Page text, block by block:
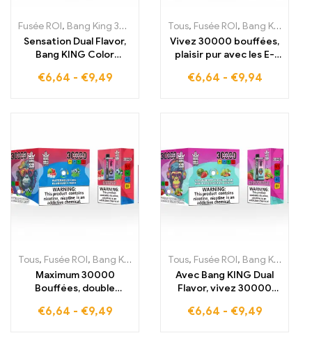
Fusée ROI, Bang King 30000 Bouffées , Cigarettes électroniques
Sensation Dual Flavor,
Bang KING Color
énergie et fraîcheur à
€6,64 - €9,49
Tous, Fusée ROI, Bang King 30000 Bouffées
Vivez 30000 bouffées,
plaisir pur avec les E-
Blueberry Ice
€6,64 - €9,94
Tous, Fusée ROI, Bang King 30000 Bouffées ,Cigarettes
Maximum 30000
Bouffées, double
Dual Flavor avec Ice
€6,64 - €9,49
Tous, Fusée ROI, Bang King 30000 Bouffées
Avec Bang KING Dual
Flavor, vivez 30000
saveur, rafraîchissantes
€6,64 - €9,49